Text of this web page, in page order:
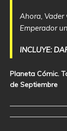
Ahora, Vader
Emperador
INCLUYE:
Planeta Cómic.
de Septiembre